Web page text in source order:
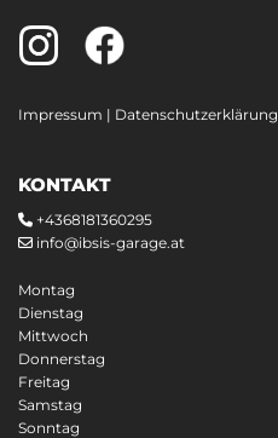
Impressum | Datenschutzerklärung
KONTAKT
 +4368181360295
 info@ibsis-garage.at
Montag
Dienstag
Mittwoch
Donnerstag
Freitag
Samstag
Sonntag